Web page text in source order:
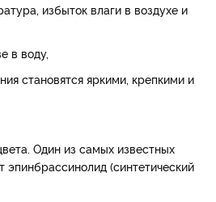
избыток влаги в воздухе и
в воду,
становятся яркими, крепкими и
Один из самых известных
(синтетический